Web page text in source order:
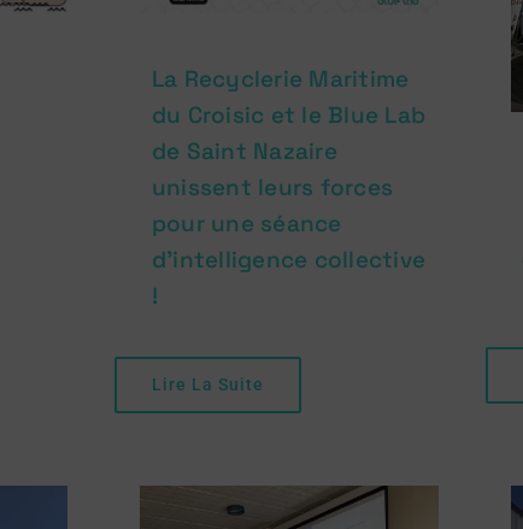
La Recyclerie Maritime
du Croisic et le Blue Lab
de Saint Nazaire
unissent leurs forces
pour une séance
d’intelligence collective
!
Lire La Suite